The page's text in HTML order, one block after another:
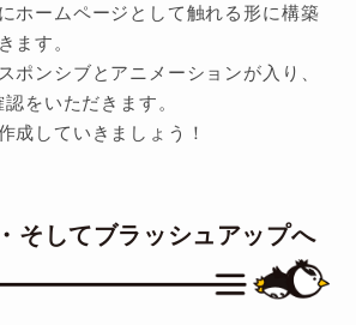
ホームページとして触れる形に構築
ます。
ポンシブとアニメーションが入り、
をいただきます。
成していきましょう！
そしてブラッシュアップへ